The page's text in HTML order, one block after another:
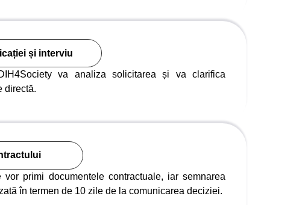
și interviu
va analiza solicitarea și va clarifica
directă.
vor primi documentele contractuale, iar semnarea
în termen de 10 zile de la comunicarea deciziei.